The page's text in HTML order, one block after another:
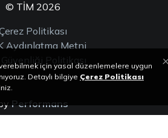
© TİM 2026
Politikası
Aydınlatma Metni
Politikası
Performans
için yasal düzenlemelere uygun
Detaylı bilgiye Çerez Politikası